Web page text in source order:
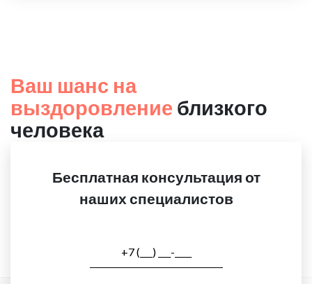
Ваш шанс на
выздоровление близкого
человека
Бесплатная консультация от
наших специалистов